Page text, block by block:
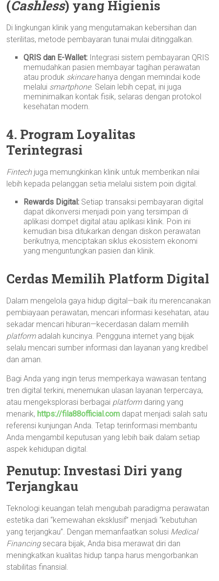
(Cashless) yang Higienis
Di lingkungan klinik yang mengutamakan kebersihan dan
sterilitas, metode pembayaran tunai mulai ditinggalkan.
QRIS dan E-Wallet: Integrasi sistem pembayaran QRIS
memudahkan pasien membayar tagihan perawatan
atau produk skincarehanya dengan memindai kode
melalui smartphone. Selain lebih cepat, ini juga
meminimalkan kontak fisik, selaras dengan protokol
kesehatan modern.
4. Program Loyalitas
Terintegrasi
Fintech juga memungkinkan klinik untuk memberikan nilai
lebih kepada pelanggan setia melalui sistem poin digital.
Rewards Digital: Setiap transaksi pembayaran digital
dapat dikonversi menjadi poin yang tersimpan di
aplikasi dompet digital atau aplikasi klinik. Poin ini
kemudian bisa ditukarkan dengan diskon perawatan
berikutnya, menciptakan siklus ekosistem ekonomi
yang menguntungkan pasien dan klinik.
Cerdas Memilih Platform Digital
Dalam mengelola gaya hidup digital—baik itu merencanakan
pembiayaan perawatan, mencari informasi kesehatan, atau
sekadar mencari hiburan—kecerdasan dalam memilih
platformadalah kuncinya. Pengguna internet yang bijak
selalu mencari sumber informasi dan layanan yang kredibel
dan aman.
Bagi Anda yang ingin terus memperkaya wawasan tentang
tren digital terkini, menemukan ulasan layanan terpercaya,
atau mengeksplorasi berbagai platformdaring yang
menarik, https://fila88official.com dapat menjadi salah satu
referensi kunjungan Anda. Tetap terinformasi membantu
Anda mengambil keputusan yang lebih baik dalam setiap
aspek kehidupan digital.
Penutup: Investasi Diri yang
Terjangkau
Teknologi keuangan telah mengubah paradigma perawatan
estetika dari “kemewahan eksklusif” menjadi “kebutuhan
yang terjangkau”. Dengan memanfaatkan solusi Medical
Financingsecara bijak, Anda bisa merawat diri dan
meningkatkan kualitas hidup tanpa harus mengorbankan
stabilitas finansial.